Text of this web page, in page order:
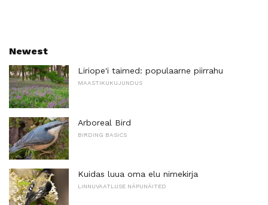
Newest
Liriope'i taimed: populaarne piirrahu
MAASTIKUKUJUNDUS
Arboreal Bird
BIRDING BASICS
Kuidas luua oma elu nimekirja
LINNUVAATLUSE NÄPUNÄITED